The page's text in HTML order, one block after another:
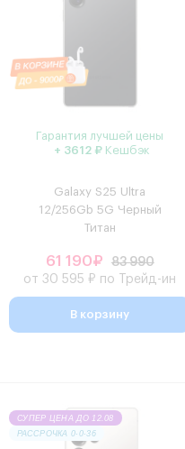
Гарантия лучшей цены
+ 3612 ₽ Кешбэк
Galaxy S25 Ultra
12/256Gb 5G Черный
Титан
61 190₽
83 990
от 30 595 ₽ по Трейд-ин
В корзину
СУПЕР ЦЕНА ДО 12.08
РАССРОЧКА 0·0·36